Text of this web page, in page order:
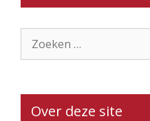
naar:
Over deze site